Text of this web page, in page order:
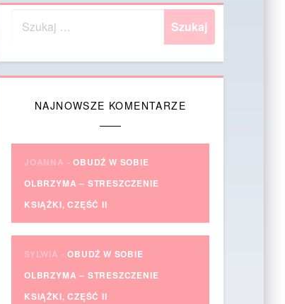
NAJNOWSZE KOMENTARZE
JOANNA -OBUDŹ W SOBIE
OLBRZYMA – STRESZCZENIE
KSIĄŻKI, CZĘŚĆ II
SYLWIA -OBUDŹ W SOBIE
OLBRZYMA – STRESZCZENIE
KSIĄŻKI, CZĘŚĆ II